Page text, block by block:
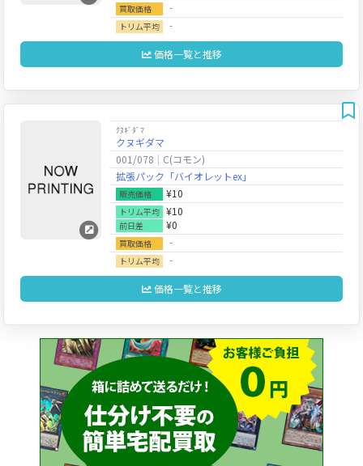
買取価格 ‐
トリム平均 ‐
価格一覧と推移
ｸﾇｷﾞﾀﾞﾏ
クヌギダマ
001/078
C(コモン)
拡張パック「バイオレットex」
販売価格 ¥10
トリム平均 ¥10
前日差 ¥0
買取価格 ‐
トリム平均 ‐
価格一覧と推移